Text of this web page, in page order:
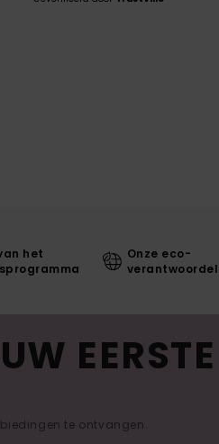
het
Onze eco-
EERSTE
te ontvangen.